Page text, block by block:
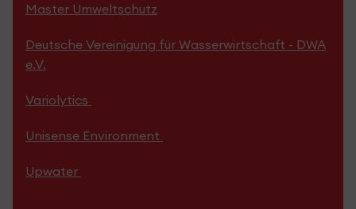
Master Umweltschutz
Deutsche Vereinigung für Wasserwirtschaft - DWA
e.V.
Variolytics
Unisense Environment
Upwater